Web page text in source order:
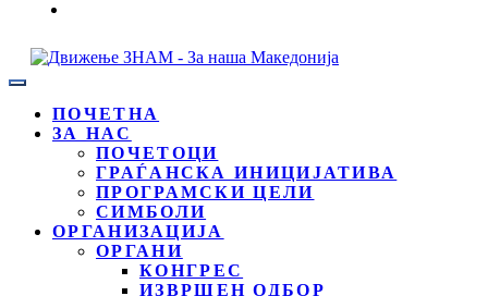
ПОЧЕТНА
ЗА НАС
ПОЧЕТОЦИ
ГРАЃАНСКА ИНИЦИЈАТИВА
ПРОГРАМСКИ ЦЕЛИ
СИМБОЛИ
ОРГАНИЗАЦИЈА
ОРГАНИ
КОНГРЕС
ИЗВРШЕН ОДБОР